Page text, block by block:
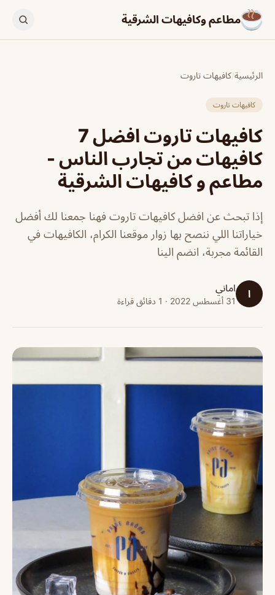
مطاعم وكافيهات الشرقية
الرئيسية/كافيهات تاروت
كافيهات تاروت
كافيهات تاروت افضل 7
كافيهات من تجارب الناس -
مطاعم و كافيهات الشرقية
إذا تبحث عن افضل كافيهات تاروت فهنا جمعنا لك أفضل
خياراتنا اللي ننصح بها زوار موقعنا الكرام، الكافيهات في
القائمة مجربة، انضم الينا
ا اماني
31 أغسطس 2022 · 1 دقائق قراءة